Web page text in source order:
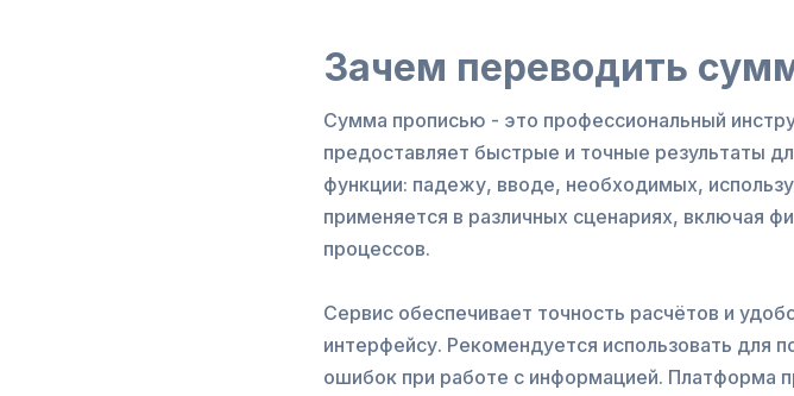
Зачем переводить
Сумма прописью - это профессиональный
предоставляет быстрые и точные результаты
функции: падежу, вводе, необходимых,
применяется в различных сценариях, включая
процессов.
Сервис обеспечивает точность расчётов и
интерфейсу. Рекомендуется использовать для
ошибок при работе с информацией. Платформа